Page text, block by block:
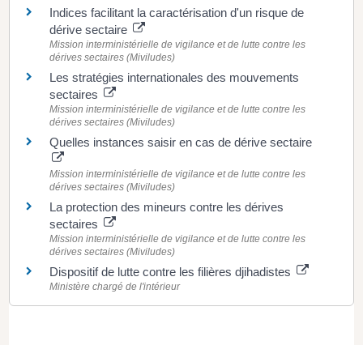
Indices facilitant la caractérisation d'un risque de
dérive sectaire
Mission interministérielle de vigilance et de lutte contre les
dérives sectaires (Miviludes)
Les stratégies internationales des mouvements
sectaires
Mission interministérielle de vigilance et de lutte contre les
dérives sectaires (Miviludes)
Quelles instances saisir en cas de dérive sectaire
Mission interministérielle de vigilance et de lutte contre les
dérives sectaires (Miviludes)
La protection des mineurs contre les dérives
sectaires
Mission interministérielle de vigilance et de lutte contre les
dérives sectaires (Miviludes)
Dispositif de lutte contre les filières djihadistes
Ministère chargé de l'intérieur